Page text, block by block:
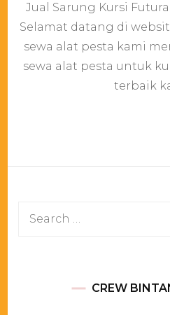
Jual Sarung Kursi
Selamat datang di
sewa alat pesta kami
sewa alat pesta untuk
terbaik
Search
CREW